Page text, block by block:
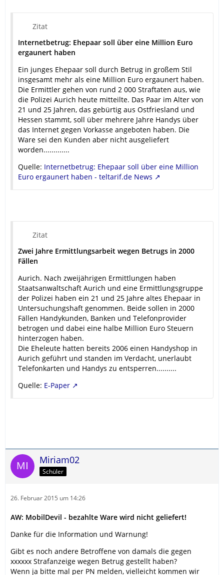
Zitat
Internetbetrug: Ehepaar soll über eine Million Euro
ergaunert haben
Ein junges Ehepaar soll durch Betrug in großem Stil
insgesamt mehr als eine Million Euro ergaunert haben.
Die Ermittler gehen von rund 2 000 Straftaten aus, wie
die Polizei Aurich heute mitteilte. Das Paar im Alter von
21 und 25 Jahren, das gebürtig aus Ostfriesland und
Hessen stammt, soll über mehrere Jahre Handys über
das Internet gegen Vorkasse angeboten haben. Die
Ware sei den Kunden aber nicht ausgeliefert
worden.............
Quelle: Internetbetrug: Ehepaar soll über eine Million
Euro ergaunert haben - teltarif.de News
Zitat
Zwei Jahre Ermittlungsarbeit wegen Betrugs in 2000
Fällen
Aurich. Nach zweijährigen Ermittlungen haben
Staatsanwaltschaft Aurich und eine Ermittlungsgruppe
der Polizei haben ein 21 und 25 Jahre altes Ehepaar in
Untersuchungshaft genommen. Beide sollen in 2000
Fällen Handykunden, Banken und Telefonprovider
betrogen und dabei eine halbe Million Euro Steuern
hinterzogen haben.
Die Eheleute hatten bereits 2006 einen Handyshop in
Aurich geführt und standen im Verdacht, unerlaubt
Telefonkarten und Handys zu entsperren..........
Quelle: E-Paper
Miriam02
Schüler
26. Februar 2015 um 14:26
AW: MobilDevil - bezahlte Ware wird nicht geliefert!
Danke für die Information und Warnung!
Gibt es noch andere Betroffene von damals die gegen
xxxxxx Strafanzeige wegen Betrug gestellt haben?
Wenn ja bitte mal per PN melden, vielleicht kommen wir